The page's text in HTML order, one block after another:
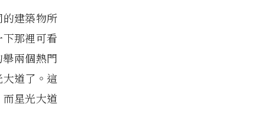
建築物所
那裡可看
兩個熱門
道了。這
星光大道